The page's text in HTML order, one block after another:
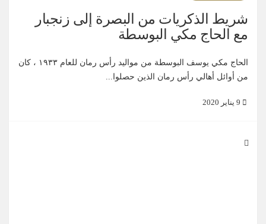
شريط الذكريات من البصرة إلى زنجبار
مع الحاج مكي البوسطة
الحاج مكي يوسف البوسطة من مواليد رأس رمان للعام ١٩٣٣ ، كان
من أوائل أهالي رأس رمان الذين حصلوا...